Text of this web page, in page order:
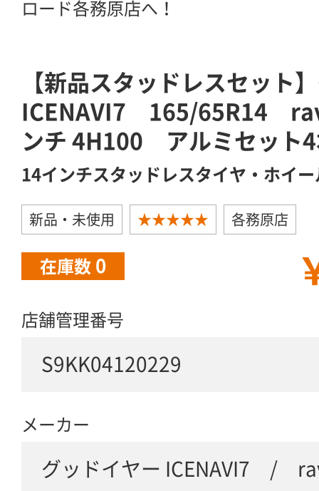
ロード各務原店へ！
【新品スタッドレスセット
ICENAVI7 165/65R14
ンチ 4H100 アルミセット
14インチスタッドレスタイヤ・ホイ
新品・未使用 ★★★★★ 各務原店
在庫数 0
店舗管理番号
S9KK04120229
メーカー
グッドイヤー ICENAVI7 /